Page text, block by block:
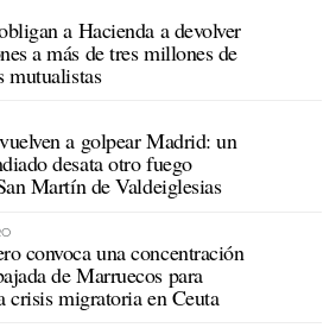
a Hacienda a devolver
a más de tres millones de
mutualistas
a golpear Madrid: un
desata otro fuego
Martín de Valdeiglesias
convoca una concentración
de Marruecos para
crisis migratoria en Ceuta